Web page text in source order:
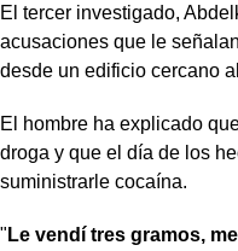
El tercer investigado,
acusaciones que le
desde un edificio cercano
El hombre ha explicado
droga y que el día de los
suministrarle cocaína.
" Le vendí tres gramos,